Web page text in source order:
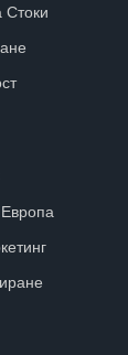
Стоки